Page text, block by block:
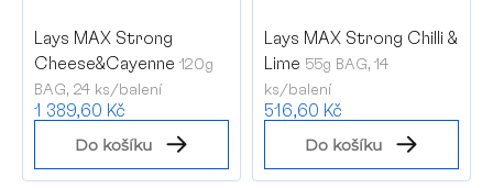
Lays MAX Strong
Cheese&Cayenne 120g
BAG, 24 ks/balení
1 389,60 Kč
Do košíku
Lays MAX Strong Chilli &
Lime 55g BAG, 14
ks/balení
516,60 Kč
Do košíku